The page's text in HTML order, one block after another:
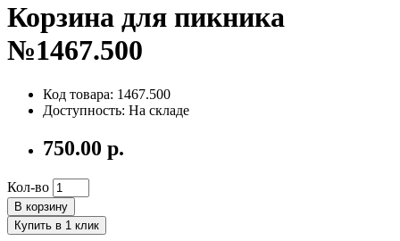
Корзина для пикника
№1467.500
Код товара: 1467.500
Доступность: На складе
750.00 р.
Кол-во
В корзину
Купить в 1 клик